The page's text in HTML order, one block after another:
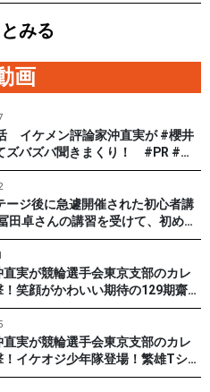
みる
画
イケメン評論家沖直実が #櫻井
ズバズバ聞きまくり！ #PR #松
太郎
ージ後に急遽開催された初心者講
卓さんの講習を受けて、初めて
たち。果たして…？ #PR #松戸
郎 #沖直実
実が競輪選手会東京支部のカレ
笑顔がかわいい期待の129期齋藤
#松戸けいりん
実が競輪選手会東京支部のカレ
イケオジ少年隊登場！繁雄Tシャ
#PR #松戸けいりん #川口満広 #